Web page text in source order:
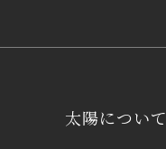
太陽について